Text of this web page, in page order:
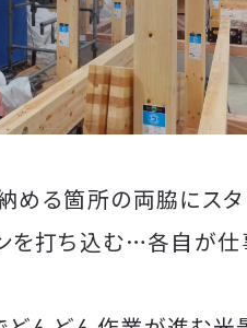
める箇所の両脇にスタ
を打ち込む…各自が